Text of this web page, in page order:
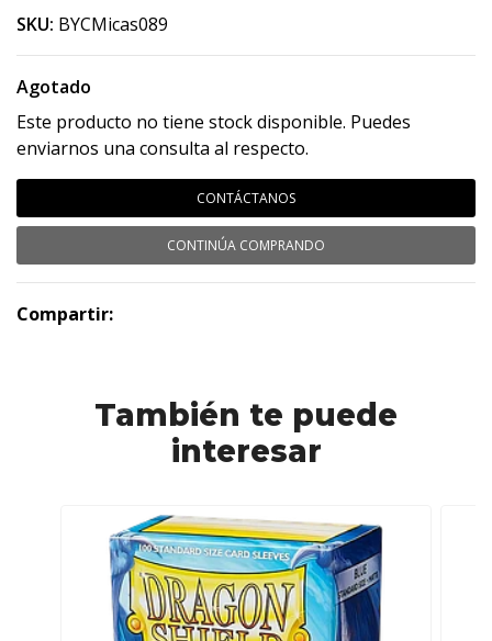
SKU: BYCMicas089
Agotado
Este producto no tiene stock disponible. Puedes
enviarnos una consulta al respecto.
CONTÁCTANOS
CONTINÚA COMPRANDO
Compartir:
También te puede
interesar